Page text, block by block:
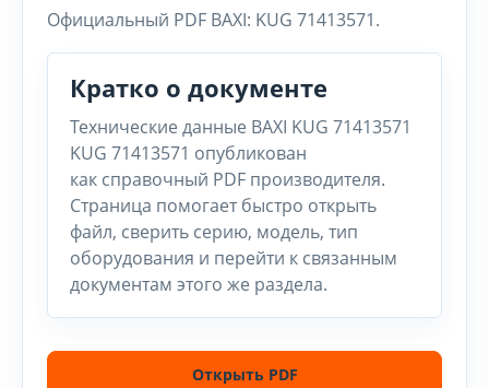
Официальный PDF BAXI: KUG 71413571.
Кратко о документе
Технические данные BAXI KUG 71413571
KUG 71413571 опубликован
как справочный PDF производителя.
Страница помогает быстро открыть
файл, сверить серию, модель, тип
оборудования и перейти к связанным
документам этого же раздела.
Открыть PDF